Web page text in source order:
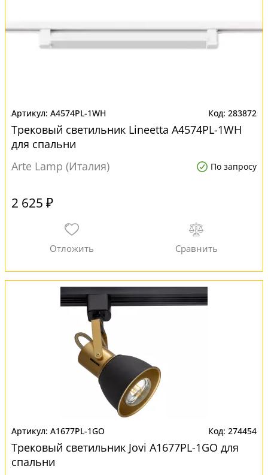
A4574PL-1WH 283872
Трековый светильник Lineetta A4574PL-1WH
для спальни
Arte Lamp (Италия)
По запросу
2 625 ₽
A1677PL-1GO 274454
Трековый светильник Jovi A1677PL-1GO для
спальни